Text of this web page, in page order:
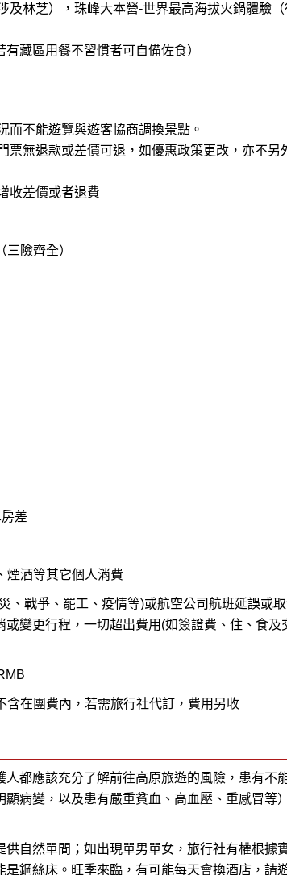
林芝），珠峰大本營-世界最高海拔火鍋體驗（
藏區用餐不習慣者可自備佐食）
不能遊覽與遊客協商調換景點。
無退款或差價可退，如優惠政策更改，亦不另
收差價或者退費
險齊全）
差
煙酒等其它個人消費
、戰爭、罷工、疫情等)或航空公司航班延誤或
變更行程，一切超出費用(如簽證費、住、食及
在團費內，若需旅行社代訂，費用另收
都應該充分了解前往高原旅遊的風險，患有不
病變，以及患有嚴重貧血、高血壓、重感冒等
自然單間；如出現單男單女，旅行社有權根據
鋼絲床。旺季來臨，有可能每天會換酒店，請